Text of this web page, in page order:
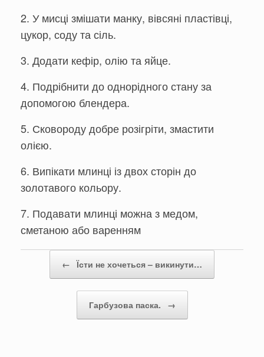
2. У мисці змішати манку, вівсяні пластівці,
цукор, соду та сіль.
3. Додати кефір, олію та яйце.
4. Подрібнити до однорідного стану за
допомогою блендера.
5. Сковороду добре розігріти, змастити
олією.
6. Випікати млинці із двох сторін до
золотавого кольору.
7. Подавати млинці можна з медом,
сметаною або варенням
← Їсти не хочеться – викинути…
Гарбузова паска. →